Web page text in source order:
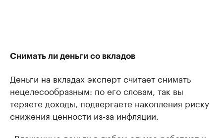
Снимать ли деньги со вкладов
Деньги на вкладах эксперт считает снимать
нецелесообразным: по его словам, так вы
теряете доходы, подвергаете накопления риску
снижения ценности из-за инфляции.